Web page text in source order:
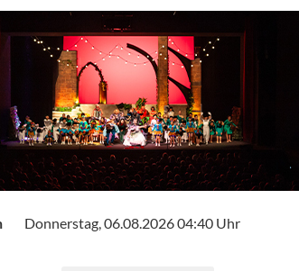
Donnerstag, 06.08.2026 04:40 Uhr